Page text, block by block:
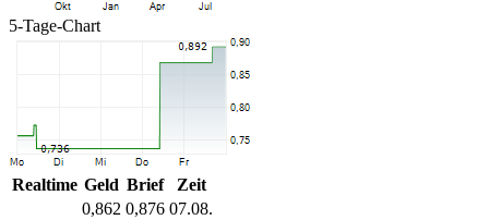
5-Tage-Chart
Realtime Geld Brief
Zeit
0,862 0,876 07.08.